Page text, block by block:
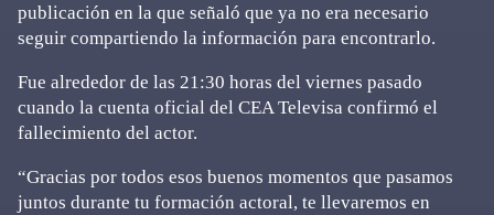
publicación en la que señaló que ya no era necesario
seguir compartiendo la información para encontrarlo.
Fue alrededor de las 21:30 horas del viernes pasado
cuando la cuenta oficial del CEA Televisa confirmó el
fallecimiento del actor.
“Gracias por todos esos buenos momentos que pasamos
juntos durante tu formación actoral, te llevaremos en